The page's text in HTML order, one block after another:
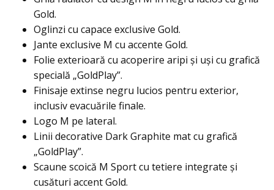
Gold.
Oglinzi cu capace exclusive Gold.
Jante exclusive M cu accente Gold.
Folie exterioară cu acoperire aripi şi uşi cu grafică
specială „GoldPlay”.
Finisaje extinse negru lucios pentru exterior,
inclusiv evacuările finale.
Logo M pe lateral.
Linii decorative Dark Graphite mat cu grafică
„GoldPlay”.
Scaune scoică M Sport cu tetiere integrate şi
cusături accent Gold.